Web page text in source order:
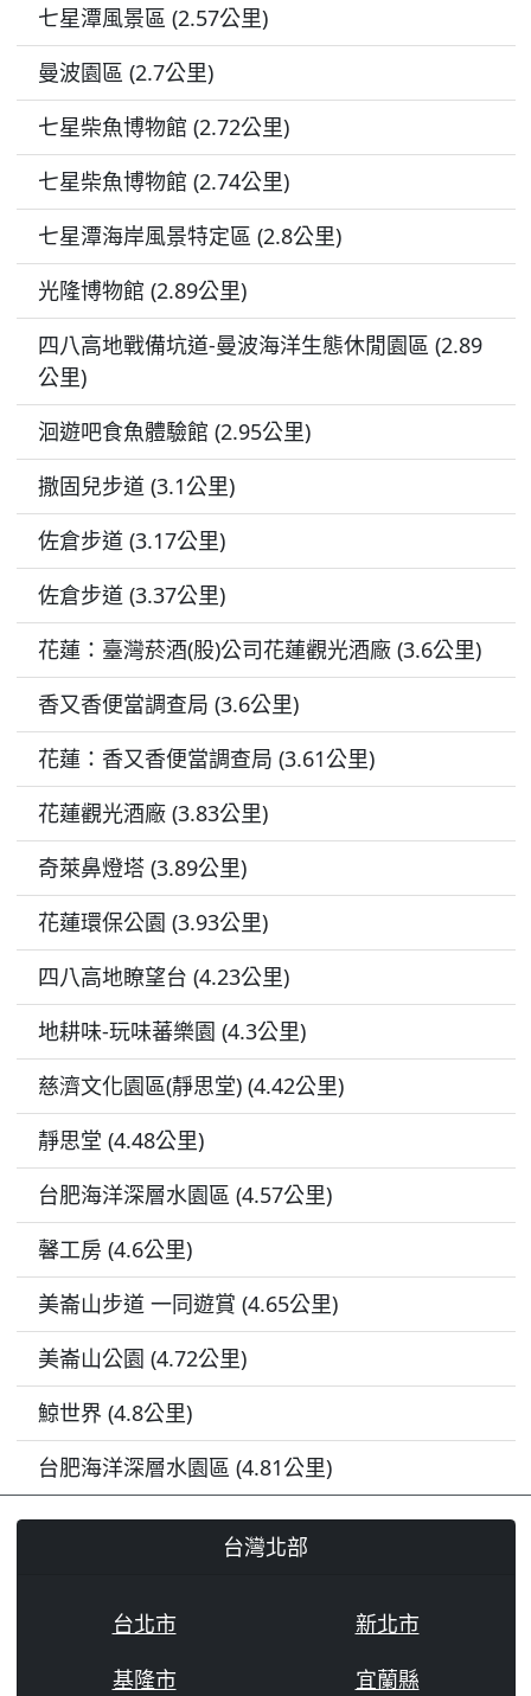
七星潭風景區 (2.57公里)
曼波園區 (2.7公里)
七星柴魚博物館 (2.72公里)
七星柴魚博物館 (2.74公里)
七星潭海岸風景特定區 (2.8公里)
光隆博物館 (2.89公里)
四八高地戰備坑道-曼波海洋生態休閒園區 (2.89
公里)
洄遊吧食魚體驗館 (2.95公里)
撒固兒步道 (3.1公里)
佐倉步道 (3.17公里)
佐倉步道 (3.37公里)
花蓮：臺灣菸酒(股)公司花蓮觀光酒廠 (3.6公里)
香又香便當調查局 (3.6公里)
花蓮：香又香便當調查局 (3.61公里)
花蓮觀光酒廠 (3.83公里)
奇萊鼻燈塔 (3.89公里)
花蓮環保公園 (3.93公里)
四八高地瞭望台 (4.23公里)
地耕味-玩味蕃樂園 (4.3公里)
慈濟文化園區(靜思堂) (4.42公里)
靜思堂 (4.48公里)
台肥海洋深層水園區 (4.57公里)
馨工房 (4.6公里)
美崙山步道 一同遊賞 (4.65公里)
美崙山公園 (4.72公里)
鯨世界 (4.8公里)
台肥海洋深層水園區 (4.81公里)
台灣北部
台北市
新北市
基隆市
宜蘭縣